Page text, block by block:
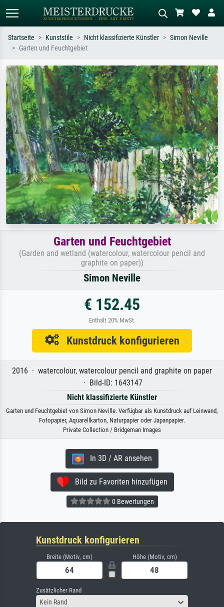
Suchen Sie nach Künstlern, Werktiteln
oder Stilen – z.B. Monet,
Sternennacht, Impressionismus, Welle
Hokusai, Akt.
Beschreiben Sie die Szene – z.B. Grüne
Wiese, Abstrakt mit viel Rot, Dunkles
Ölgemälde, Stehender Akt neben einem
Baum.
Startseite Kunststile Nicht klassifizierte Künstler
Simon Neville
Garten und Feuchtgebiet
Garten und Feuchtgebiet
(Garden and wetland (watercolour, watercolour pencil and
graphite on paper))
Simon Neville
€ 152.45
Enthält 20% MwSt.
Kunstdruck konfigurieren
2016 · watercolour, watercolour pencil and graphite on paper
· Bild-ID: 1643147
Nicht klassifizierte Künstler
Garten und Feuchtgebiet von Simon Neville. Verfügbar als Kunstdruck auf Leinwand,
Fotopapier, Aquarellkarton, Naturpapier oder Japanpapier.
Private Collection / Bridgeman Images
In 3D / AR ansehen
Bild zu Favoriten hinzufügen
0 Bewertungen
Kunstdruck konfigurieren
Breite (Motiv, cm) Höhe (Motiv, cm)
Zusätzlicher Rand
Kein Rand